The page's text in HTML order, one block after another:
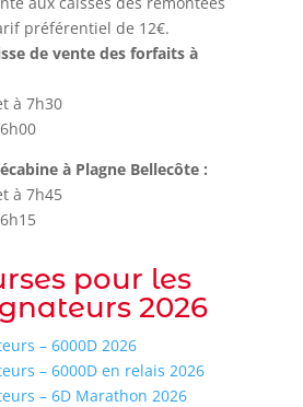
préférentiel de 12€.
de vente des forfaits à
à 7h30
à Plagne Bellecôte :
à 7h45
pour les
2026
– 6000D 2026
– 6000D en relais 2026
– 6D Marathon 2026